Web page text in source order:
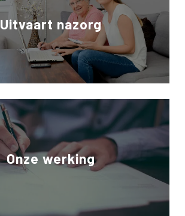
Uitvaart nazorg
Onze werking